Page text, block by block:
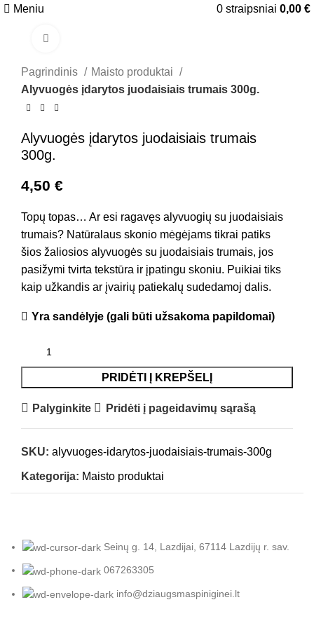
Meniu 0 straipsniai 0,00 €
Pagrindinis
Maisto produktai
Alyvuogės įdarytos juodaisiais trumais 300g.
Alyvuogės įdarytos juodaisiais trumais
300g.
4,50 €
Topų topas… Ar esi ragavęs alyvuogių su juodaisiais
trumais? Natūralaus skonio mėgėjams tikrai patiks
šios žaliosios alyvuogės su juodaisiais trumais, jos
pasižymi tvirta tekstūra ir įpatingu skoniu. Puikiai tiks
kaip užkandis ar įvairių patiekalų sudedamoj dalis.
Yra sandėlyje (gali būti užsakoma papildomai)
PRIDĖTI Į KREPŠELĮ
Palyginkite Pridėti į pageidavimų sąrašą
SKU: alyvuoges-idarytos-juodaisiais-trumais-300g
Kategorija: Maisto produktai
Seinų g. 14, Lazdijai, 67114 Lazdijų r. sav.
067263305
info@dziaugsmaspiniginei.lt